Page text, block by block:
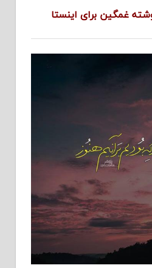
غمگین برای اینستا